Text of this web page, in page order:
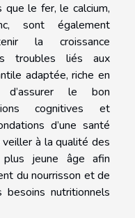
le fer, le calcium,
sont également
la croissance
troubles liés aux
adaptée, riche en
d’assurer le bon
cognitives et
d’une santé
à la qualité des
jeune âge afin
du nourrisson et de
besoins nutritionnels